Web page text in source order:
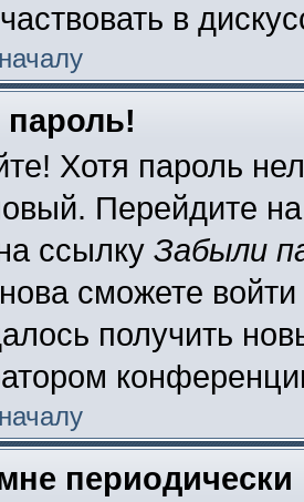
в
Хотя пароль
Перейдите
ссылку Забыли
сможете
получить